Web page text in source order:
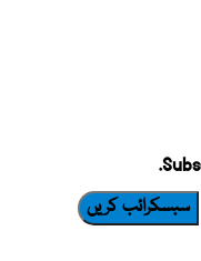
سبسکرائب کریں